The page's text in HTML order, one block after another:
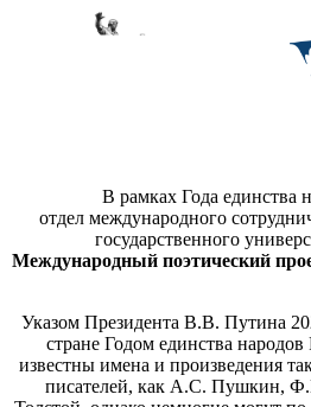
В рамках Года единства
отдел международного
государственного
Международный поэтический
Указом Президента В.В. Путина
стране Годом единства
известны имена и произведения
писателей, как А.С. Пушкин,